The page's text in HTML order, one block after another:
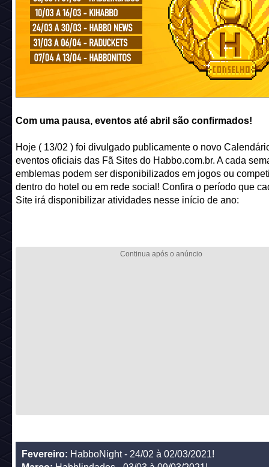
Com uma pausa, eventos até abril são confirmados!
Hoje ( 13/02 ) foi divulgado publicamente o novo
eventos oficiais das Fã Sites do Habbo.com.br. A cada
emblemas podem ser disponibilizados em jogos ou
dentro do hotel ou em rede social! Confira o período que
Site irá disponibilizar atividades nesse início de ano:
Fevereiro: HabboNight - 24/02 à 02/03/2021!